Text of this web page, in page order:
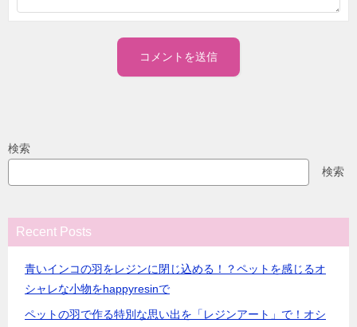
検索
検索
Recent Posts
青いインコの羽をレジンに閉じ込める！？ペットを感じるオ
シャレな小物をhappyresinで
ペットの羽で作る特別な思い出を「レジンアート」で！オシ